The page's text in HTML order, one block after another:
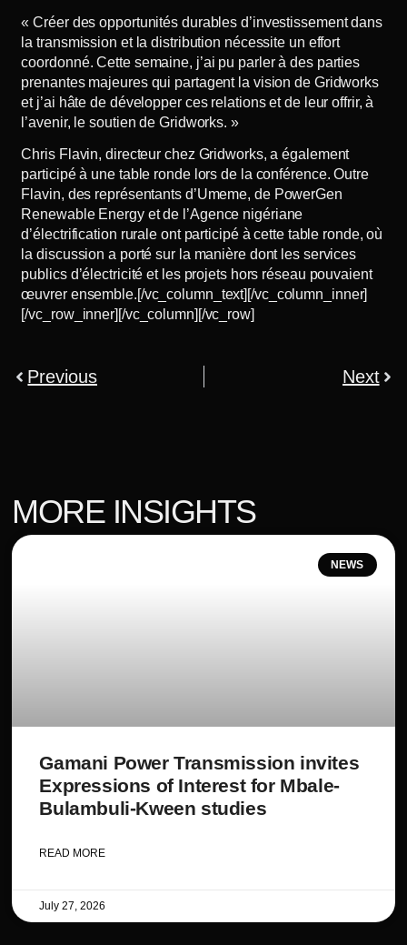
« Créer des opportunités durables d’investissement dans
la transmission et la distribution nécessite un effort
coordonné. Cette semaine, j’ai pu parler à des parties
prenantes majeures qui partagent la vision de Gridworks
et j’ai hâte de développer ces relations et de leur offrir, à
l’avenir, le soutien de Gridworks. »
Chris Flavin, directeur chez Gridworks, a également
participé à une table ronde lors de la conférence. Outre
Flavin, des représentants d’Umeme, de PowerGen
Renewable Energy et de l’Agence nigériane
d’électrification rurale ont participé à cette table ronde, où
la discussion a porté sur la manière dont les services
publics d’électricité et les projets hors réseau pouvaient
œuvrer ensemble.[/vc_column_text][/vc_column_inner]
[/vc_row_inner][/vc_column][/vc_row]
Previous Next
MORE INSIGHTS
NEWS
Gamani Power Transmission invites
Expressions of Interest for Mbale-
Bulambuli-Kween studies
READ MORE
July 27, 2026